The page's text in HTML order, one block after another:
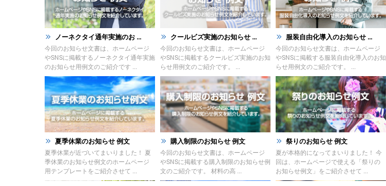
ノーネクタイ通年実施のお ...
今回のお知らせ文書は、ホームページ
やSNSに掲載するノーネクタイ通年実施
のお知らせ用例文のご紹介です ...
クールビズ実施のお知らせ ...
今回のお知らせ文書は、ホームページ
やSNSに掲載するクールビズ実施のお知
らせ用例文のご紹介です。 ...
服装自由化導入のお知らせ ...
今回のお知らせ文書は、ホームページ
やSNSに掲載する服装自由化導入のお知
らせ用例文のご紹介です。 ...
夏季休業のお知らせ 例文
夏季休業が近づいてまいりました！ 夏
季休業のお知らせ例文のホームページ
用テンプレートをご紹介させて ...
購入制限のお知らせ 例文
今回のお知らせ文書は、ホームページ
やSNSに掲載する購入制限のお知らせ例
文のご紹介です。 材料の高 ...
祭りのお知らせ 例文
夏が本格的になってまいりました！ 今
回は、ホームページで使える「祭りの
お知らせ例文」をご紹介させて ...